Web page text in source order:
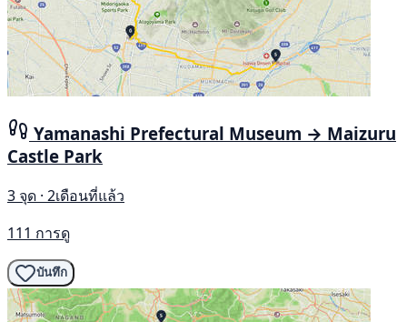
Yamanashi Prefectural Museum → Maizuru
Castle Park
3 จุด · 2เดือนที่แล้ว
111 การดู
บันทึก